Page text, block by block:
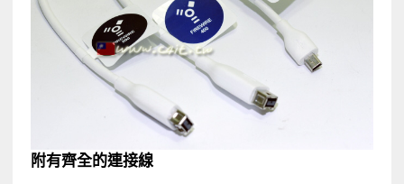
附有齊全的連接線